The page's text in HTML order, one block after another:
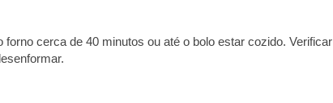
cerca de 40 minutos ou até o bolo estar cozido. Verificar